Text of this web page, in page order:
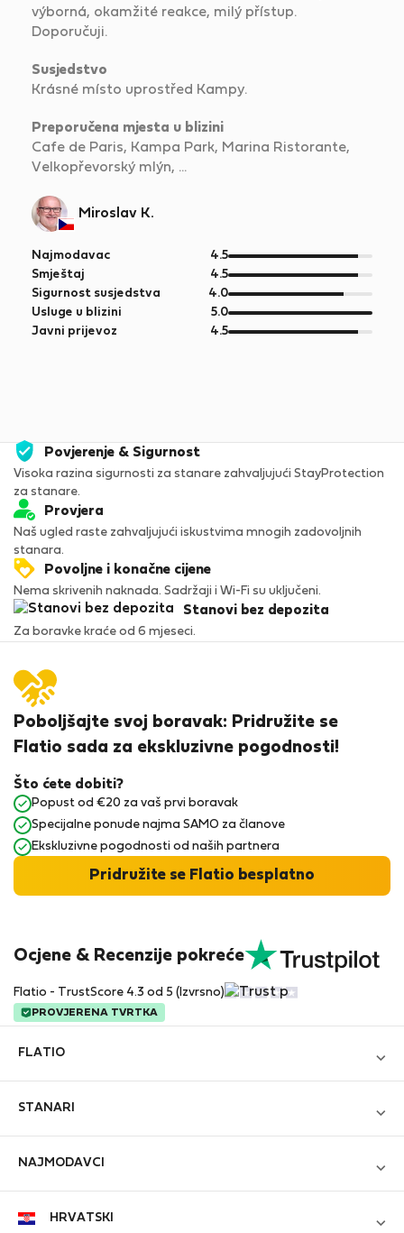
výborná, okamžité reakce, milý přístup.
Doporučuji.
Susjedstvo
Krásné místo uprostřed Kampy.
Preporučena mjesta u blizini
Cafe de Paris, Kampa Park, Marina Ristorante,
Velkopřevorský mlýn, ...
Miroslav K.
Najmodavac 4.5od
5
Smještaj 4.5od
5
Sigurnost susjedstva 4.0od
5
Usluge u blizini 5.0od
5
Javni prijevoz 4.5od
Povjerenje & Sigurnost
Visoka razina sigurnosti za stanare zahvaljujući StayProtection
za stanare.
Provjera
Naš ugled raste zahvaljujući iskustvima mnogih zadovoljnih
stanara.
Povoljne i konačne cijene
Nema skrivenih naknada. Sadržaji i Wi-Fi su uključeni.
Stanovi bez depozita
Za boravke kraće od 6 mjeseci.
Ocjene & Recenzije pokreće
Flatio - TrustScore 4.3 od 5 (Izvrsno)
PROVJERENA TVRTKA
Poboljšajte svoj boravak: Pridružite se
Flatio sada za ekskluzivne pogodnosti!
Što ćete dobiti?
Popust od €20 za vaš prvi boravak
Specijalne ponude najma SAMO za članove
Ekskluzivne pogodnosti od naših partnera
Pridružite se Flatio besplatno
FLATIO
Pridružite se Klubu Nomadskih Inspektora
Kontakt i Impressum
Uvjeti i odredbe
STANARI
Za tvrtke
NAJMODAVCI
HRVATSKI